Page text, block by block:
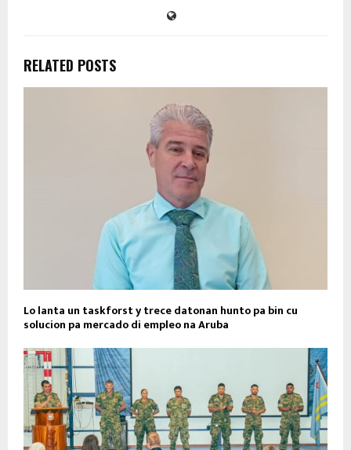
RELATED POSTS
Lo lanta un taskforst y trece datonan hunto pa bin cu
solucion pa mercado di empleo na Aruba